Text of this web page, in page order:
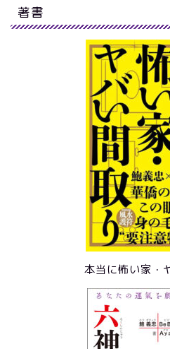
著書
本当に怖い家・